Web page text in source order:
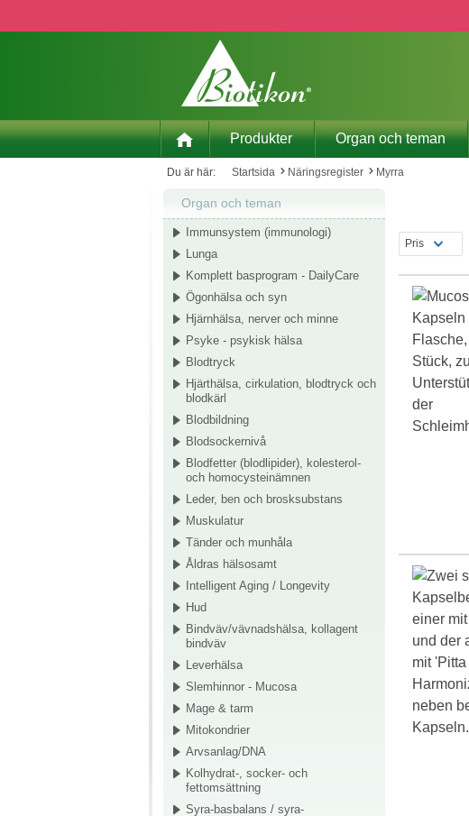
Produkter Organ och teman
Du är här: Startsida Näringsregister Myrra
Organ och teman
Immunsystem (immunologi)
Lunga
Komplett basprogram - DailyCare
Ögonhälsa och syn
Hjärnhälsa, nerver och minne
Psyke - psykisk hälsa
Blodtryck
Hjärthälsa, cirkulation, blodtryck och
blodkärl
Blodbildning
Blodsockernivå
Blodfetter (blodlipider), kolesterol-
och homocysteinämnen
Leder, ben och brosksubstans
Muskulatur
Tänder och munhåla
Åldras hälsosamt
Intelligent Aging / Longevity
Hud
Bindväv/vävnadshälsa, kollagent
bindväv
Leverhälsa
Slemhinnor - Mucosa
Mage & tarm
Mitokondrier
Arvsanlag/DNA
Kolhydrat-, socker- och
fettomsättning
Syra-basbalans / syra-
Pris